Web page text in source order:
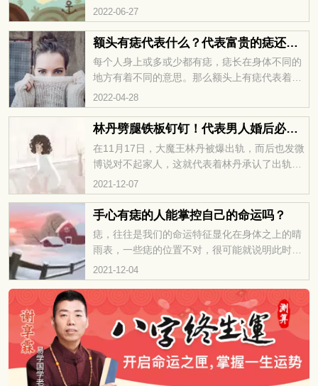
解，女孩手心长痣好不好……
2022-06-27
额头有痣代表什么？代表富贵的痣还有哪些？
每个人身上或多或少都有痣，痣长在身体不同的
地方有着不同的意思。那么额头上有痣代表着什
么呢？有富贵命吗？身上还有哪些痣代表富贵？
华易网为您精心准备了痣相图解的相关栏...
2022-04-28
林丹劈腿铁板钉钉！代表男人婚后必出轨的痣相
在11月17日，大魔王林丹被爆出轨，而后也发微
博说对不起家人，这就代表着林丹承认了出轨的
事实，在痣相当中，其实也有婚后必出轨的痣
相……
2021-12-07
手心有痣的人能掌控自己的命运吗？
痣，往往是我们的命运特征显化在身体之上的晴
雨表，一些痣的位置不对，很可能就说明此时此
刻，我们需要注意一些问题，而有一……
2021-12-04